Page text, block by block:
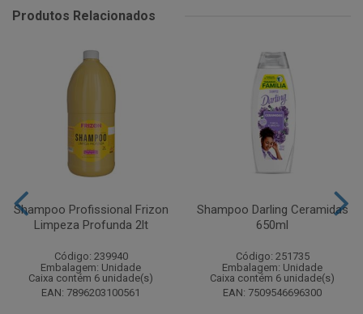
Produtos Relacionados
Shampoo Profissional Frizon
Limpeza Profunda 2lt
Código: 239940
Embalagem: Unidade
Caixa contém 6 unidade(s)
EAN: 7896203100561
Shampoo Darling Ceramidas
650ml
Código: 251735
Embalagem: Unidade
Caixa contém 6 unidade(s)
EAN: 7509546696300